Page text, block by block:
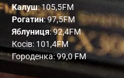
Калуш: 105,5FM
Рогатин: 97,5FM
Яблуниця: 92,4FM
Косів: 101,4FM
Городенка: 99,0 FM